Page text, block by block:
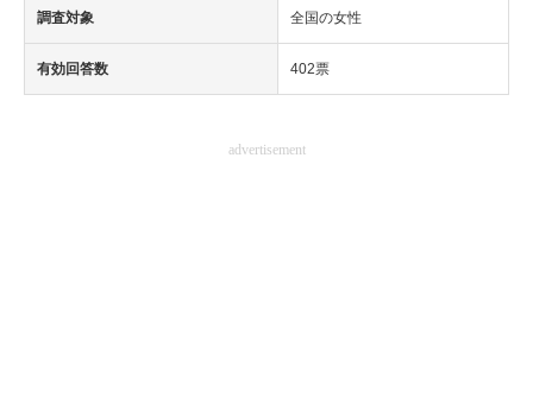
調査対象 全国の女性
有効回答数 402票
advertisement